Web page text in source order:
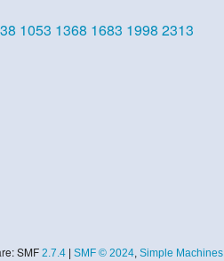
1053 1368 1683 1998 2313
SMF 2.7.4| SMF © 2024, Simple Machines